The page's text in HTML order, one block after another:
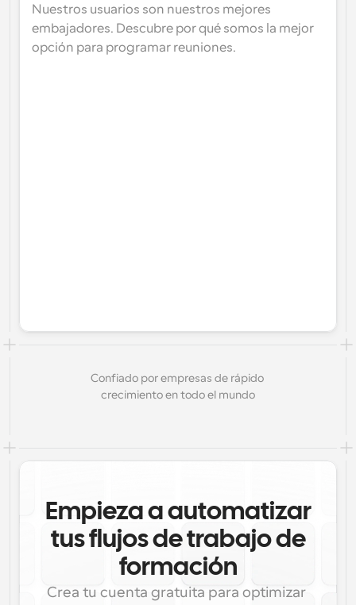
Nuestros usuarios son nuestros mejores
embajadores. Descubre por qué somos la mejor
opción para programar reuniones.
Confiado por empresas de rápido
crecimiento en todo el mundo
Empieza a automatizar
tus flujos de trabajo de
formación
Crea tu cuenta gratuita para optimizar